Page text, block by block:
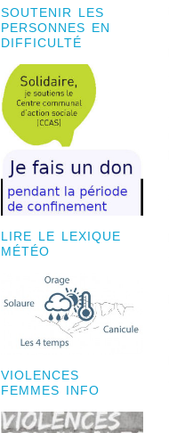
SOUTENIR LES
PERSONNES EN
DIFFICULTÉ
LIRE LE LEXIQUE
MÉTÉO
VIOLENCES
FEMMES INFO